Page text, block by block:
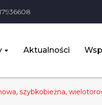
Aktualności
szybkobieżna,